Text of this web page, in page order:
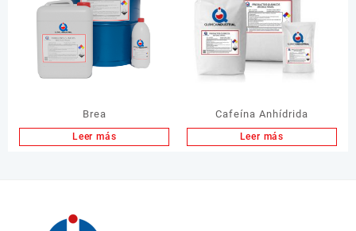
Brea
Leer más
Cafeína Anhídrida
Leer más